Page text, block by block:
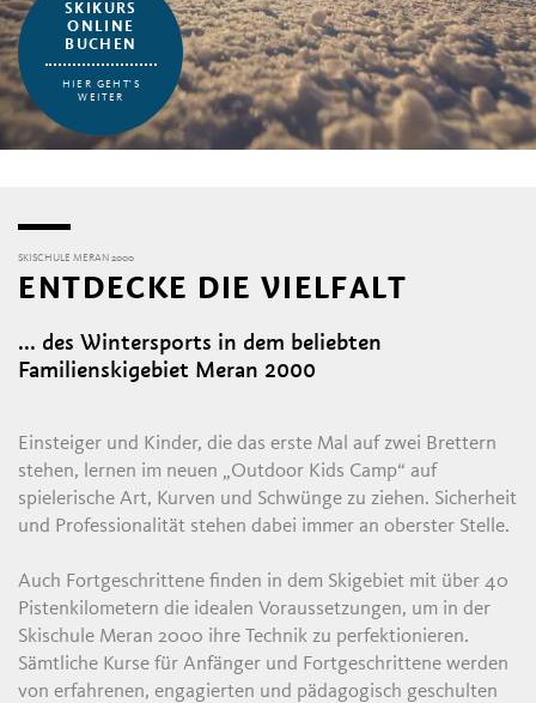
SKIKURS
ONLINE
BUCHEN
HIER GEHT'S
WEITER
SKISCHULE MERAN 2000
ENTDECKE DIE VIELFALT
... des Wintersports in dem beliebten
Familienskigebiet Meran 2000
E
Einsteiger und Kinder, die das erste Mal auf zwei Brettern
stehen, lernen im neuen „Outdoor Kids Camp“ auf
spielerische Art, Kurven und Schwünge zu ziehen. Sicherheit
und Professionalität stehen dabei immer an oberster Stelle.
Auch Fortgeschrittene finden in dem Skigebiet mit über 40
Pistenkilometern die idealen Voraussetzungen, um in der
Skischule Meran 2000 ihre Technik zu perfektionieren.
Sämtliche Kurse für Anfänger und Fortgeschrittene werden
von erfahrenen, engagierten und pädagogisch geschulten